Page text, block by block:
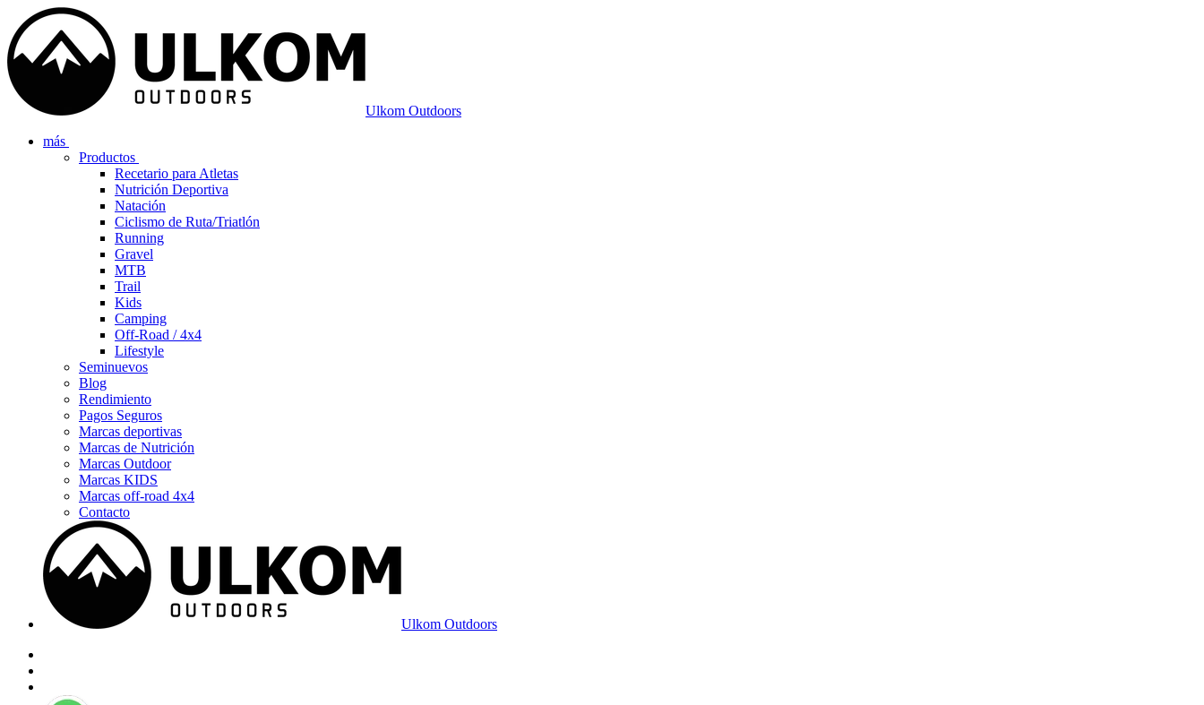
Ulkom Outdoors
más
Productos
Recetario para Atletas
Nutrición Deportiva
Natación
Ciclismo de Ruta/Triatlón
Running
Gravel
MTB
Trail
Kids
Camping
Off-Road / 4x4
Lifestyle
Seminuevos
Blog
Rendimiento
Pagos Seguros
Marcas deportivas
Marcas de Nutrición
Marcas Outdoor
Marcas KIDS
Marcas off-road 4x4
Contacto
Ulkom Outdoors